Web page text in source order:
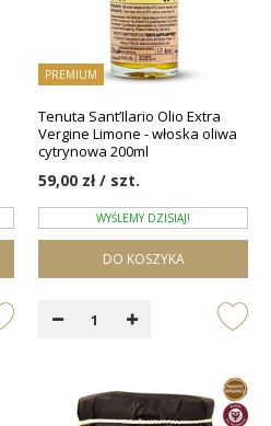
PREMIUM
Tenuta Sant’Ilario Olio Extra
Vergine Limone - włoska oliwa
cytrynowa 200ml
59,00 zł / szt.
WYŚLEMY DZISIAJ!
DO KOSZYKA